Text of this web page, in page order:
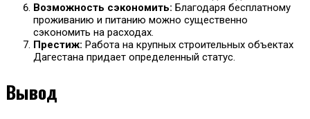
Возможность сэкономить: Благодаря бесплатному
проживанию и питанию можно существенно
сэкономить на расходах.
Престиж: Работа на крупных строительных объектах
Дагестана придает определенный статус.
Вывод